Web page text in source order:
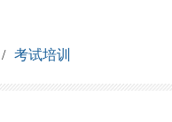
/ 考试培训